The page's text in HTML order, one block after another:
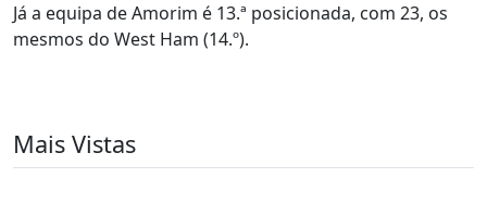
Já a equipa de Amorim é 13.ª posicionada, com 23, os
mesmos do West Ham (14.º).
Mais Vistas